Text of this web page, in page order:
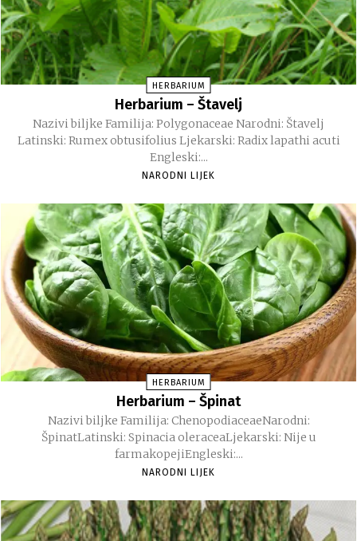
HERBARIUM
Herbarium – Štavelj
Nazivi biljke Familija: Polygonaceae Narodni: Štavelj
Latinski: Rumex obtusifolius Ljekarski: Radix lapathi acuti
Engleski:...
NARODNI LIJEK
HERBARIUM
Herbarium – Špinat
Nazivi biljke Familija: ChenopodiaceaeNarodni:
ŠpinatLatinski: Spinacia oleraceaLjekarski: Nije u
farmakopejiEngleski:...
NARODNI LIJEK